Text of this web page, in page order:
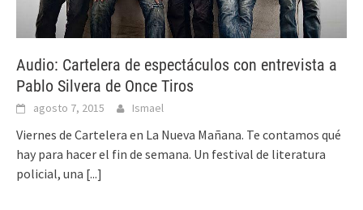
Audio: Cartelera de espectáculos con entrevista a
Pablo Silvera de Once Tiros
agosto 7, 2015 Ismael
Viernes de Cartelera en La Nueva Mañana. Te contamos qué
hay para hacer el fin de semana. Un festival de literatura
policial, una [...]